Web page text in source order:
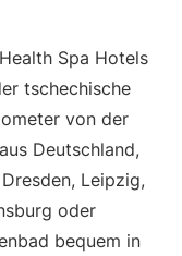
Spa Hotels
tschechische
von der
Deutschland,
Leipzig,
oder
bequem in